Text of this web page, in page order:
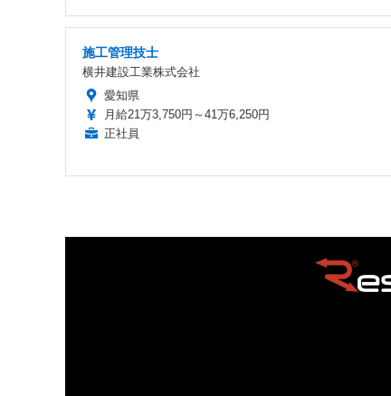
施工管理技士
横井建設工業株式会社
愛知県
月給21万3,750円～41万6,250円
正社員